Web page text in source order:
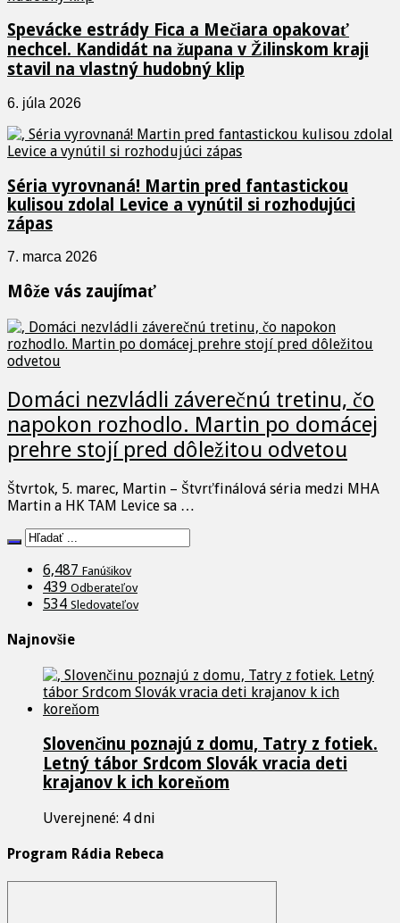
Spevácke estrády Fica a Mečiara opakovať
nechcel. Kandidát na župana v Žilinskom kraji
stavil na vlastný hudobný klip
6. júla 2026
Séria vyrovnaná! Martin pred fantastickou
kulisou zdolal Levice a vynútil si rozhodujúci
zápas
7. marca 2026
Môže vás zaujímať
Domáci nezvládli záverečnú tretinu, čo
napokon rozhodlo. Martin po domácej
prehre stojí pred dôležitou odvetou
Štvrtok, 5. marec, Martin – Štvrťfinálová séria medzi MHA
Martin a HK TAM Levice sa …
6,487 Fanúšikov
439 Odberateľov
534 Sledovateľov
Najnovšie
Slovenčinu poznajú z domu, Tatry z fotiek.
Letný tábor Srdcom Slovák vracia deti
krajanov k ich koreňom
Uverejnené: 4 dni
Program Rádia Rebeca